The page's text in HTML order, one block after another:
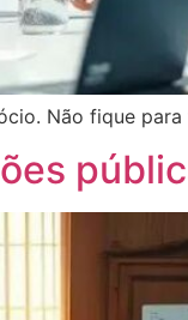
Não fique para